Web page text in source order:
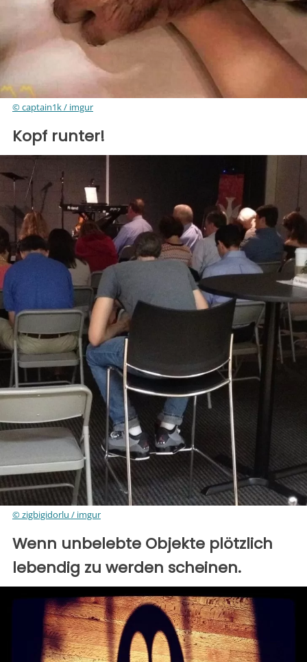
© captain1k / imgur
Kopf runter!
© zigbigidorlu / imgur
Wenn unbelebte Objekte plötzlich
lebendig zu werden scheinen.